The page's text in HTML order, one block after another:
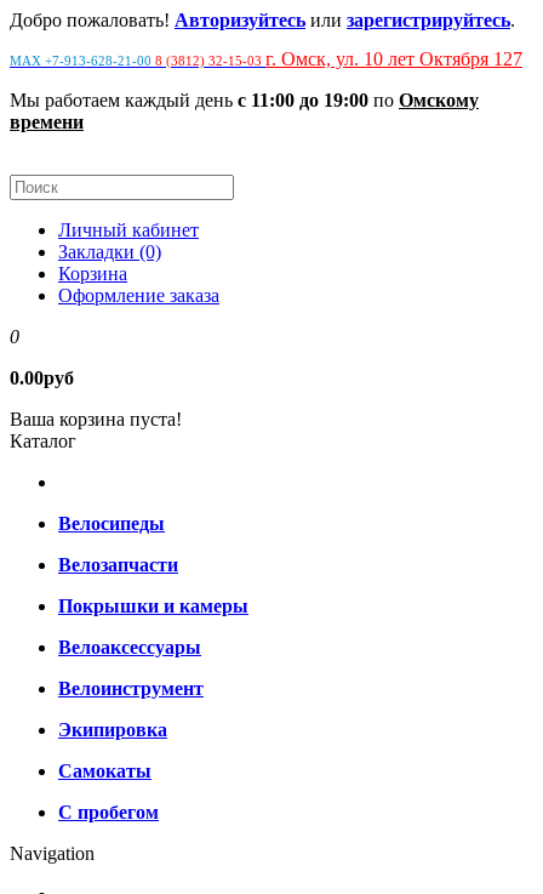
Добро пожаловать! Авторизуйтесь или зарегистрируйтесь.
MAX +7-913-628-21-00 8 (3812) 32-15-03 г. Омск, ул. 10 лет Октября 127
Мы работаем каждый день с 11:00 до 19:00 по Омскому
времени
Личный кабинет
Закладки (0)
Корзина
Оформление заказа
0
0.00руб
Ваша корзина пуста!
Каталог
Велосипеды
Велозапчасти
Покрышки и камеры
Велоаксессуары
Велоинструмент
Экипировка
Самокаты
С пробегом
Navigation